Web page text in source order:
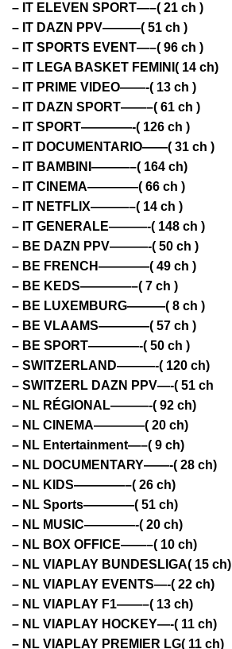
– IT ELEVEN SPORT—–( 21 ch )
– IT DAZN PPV———( 51 ch )
– IT SPORTS EVENT—–( 96 ch )
– IT LEGA BASKET FEMINI( 14 ch)
– IT PRIME VIDEO——-( 13 ch )
– IT DAZN SPORT——–( 61 ch )
– IT SPORT————-( 126 ch )
– IT DOCUMENTARIO——( 31 ch )
– IT BAMBINI———–( 164 ch)
– IT CINEMA————( 66 ch )
– IT NETFLIX———–( 14 ch )
– IT GENERALE———-( 148 ch )
– BE DAZN PPV———-( 50 ch )
– BE FRENCH————( 49 ch )
– BE KEDS————–( 7 ch )
– BE LUXEMBURG———( 8 ch )
– BE VLAAMS————( 57 ch )
– BE SPORT————-( 50 ch )
– SWITZERLAND———-( 120 ch)
– SWITZERL DAZN PPV—-( 51 ch
– NL RÉGIONAL———-( 92 ch)
– NL CINEMA————( 20 ch)
– NL Entertainment—–( 9 ch)
– NL DOCUMENTARY——-( 28 ch)
– NL KIDS————–( 26 ch)
– NL Sports————( 51 ch)
– NL MUSIC————-( 20 ch)
– NL BOX OFFICE——–( 10 ch)
– NL VIAPLAY BUNDESLIGA( 15 ch)
– NL VIAPLAY EVENTS—-( 22 ch)
– NL VIAPLAY F1——–( 13 ch)
– NL VIAPLAY HOCKEY—-( 11 ch)
– NL VIAPLAY PREMIER LG( 11 ch)